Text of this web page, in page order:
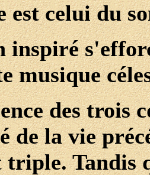
est celui du
inspiré
musique
des trois
de la vie
Tandis